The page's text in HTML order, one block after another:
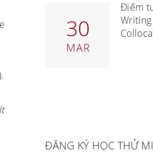
30
MAR
Điểm
ĐĂNG KÝ HỌC THỬ